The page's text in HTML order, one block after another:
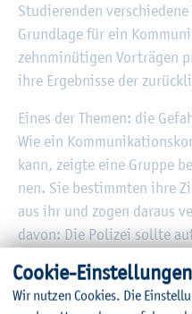
Stu­die­ren­den
Grund­la­ge für ein
zehn­mi­nü­ti­gen Vor­trä­gen
ihre Er­geb­nis­se der
Eines der The­men: die
Wie ein
kann, zeig­te eine Grup­pe
nen. Sie be­stimm­ten ihre
aus ihr und zogen dar­aus
davon: Die Po­li­zei soll­te
Aus ihren Er­kennt­nis­sen
ver­schie­de­ne
Coo­kie-Ein­stel­lun­gen
Wir nut­zen Coo­kies. Die